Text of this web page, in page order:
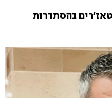
בהסתדרות